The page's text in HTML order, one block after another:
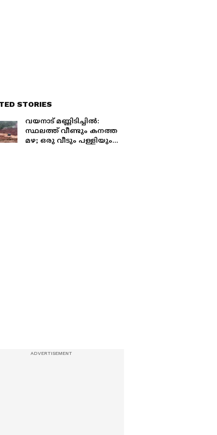
STORIES
വയനാട് മണ്ണിടിച്ചിൽ:
സ്ഥലത്ത് വീണ്ടും കനത്ത
മഴ; ഒരു വീടും പള്ളിയും